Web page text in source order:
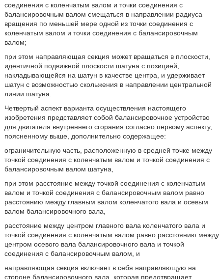
соединения с коленчатым валом и точки соединения с
балансировочным валом смещаться в направлении радиуса
вращения по меньшей мере одной из точки соединения с
коленчатым валом и точки соединения с балансировочным
валом;
при этом направляющая секция может вращаться в плоскости,
идентичной подвижной плоскости шатуна с позицией,
накладывающейся на шатун в качестве центра, и удерживает
шатун с возможностью скольжения в направлении центральной
линии шатуна.
Четвертый аспект варианта осуществления настоящего
изобретения представляет собой балансировочное устройство
для двигателя внутреннего сгорания согласно первому аспекту,
поясненному выше, дополнительно содержащее:
ограничительную часть, расположенную в средней точке между
точкой соединения с коленчатым валом и точкой соединения с
балансировочным валом шатуна,
при этом расстояние между точкой соединения с коленчатым
валом и точкой соединения с балансировочным валом равно
расстоянию между главным валом коленчатого вала и осевым
валом балансировочного вала,
расстояние между центром главного вала коленчатого вала и
точкой соединения с коленчатым валом равно расстоянию между
центром осевого вала балансировочного вала и точкой
соединения с балансировочным валом, и
направляющая секция включает в себя направляющую на
стороне балансировочного вала, которая предотвращает